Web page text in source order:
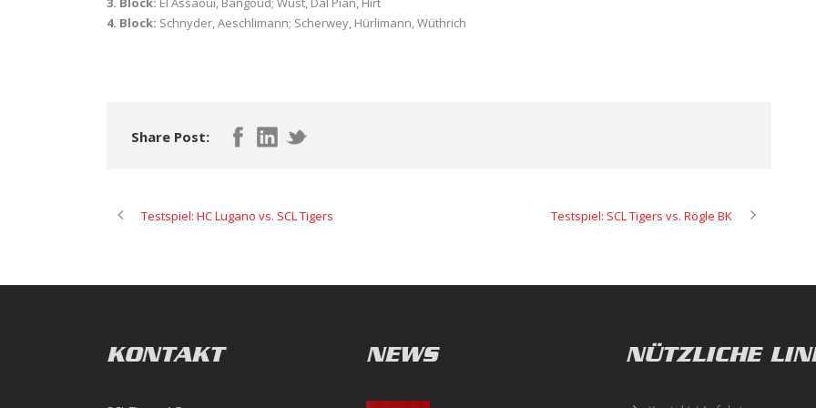
4. Block: Schnyder, Aeschlimann; Scherwey, Hürlimann, Wüthrich
Share Post:
Testspiel: HC Lugano vs. SCL Tigers Testspiel: SCL Tigers vs. Rögle BK
KONTAKT NEWS NÜTZLICHE